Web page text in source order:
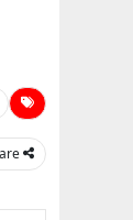
Share